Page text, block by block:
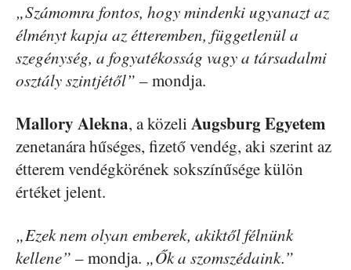
„Számomra fontos, hogy mindenki ugyanazt az
élményt kapja az étteremben, függetlenül a
szegénység, a fogyatékosság vagy a társadalmi
osztály szintjétől” – mondja.
Mallory Alekna, a közeli Augsburg Egyetem
zenetanára hűséges, fizető vendég, aki szerint az
étterem vendégkörének sokszínűsége külön
értéket jelent.
„Ezek nem olyan emberek, akiktől félnünk
kellene” – mondja. „Ők a szomszédaink.”